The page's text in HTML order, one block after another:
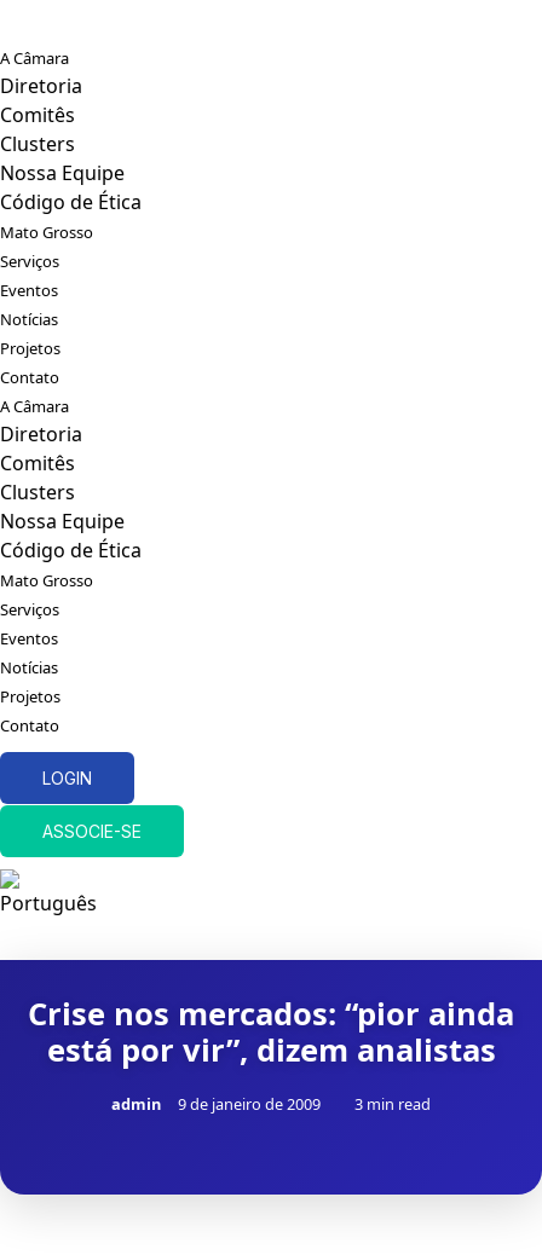
A Câmara
Diretoria
Comitês
Clusters
Nossa Equipe
Código de Ética
Mato Grosso
Serviços
Eventos
Notícias
Projetos
Contato
A Câmara
Diretoria
Comitês
Clusters
Nossa Equipe
Código de Ética
Mato Grosso
Serviços
Eventos
Notícias
Projetos
Contato
LOGIN
ASSOCIE-SE
Crise nos mercados: “pior ainda
está por vir”, dizem analistas
admin 9 de janeiro de 2009 3 min read